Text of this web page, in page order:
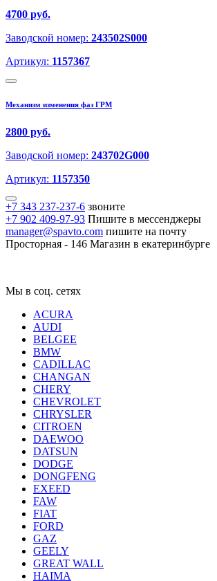
4700 руб.
Заводской номер: 243502S000
Артикул: 1157367
Механизм изменения фаз ГРМ
2800 руб.
Заводской номер: 243702G000
Артикул: 1157350
+7 343 237-237-6 звоните
+7 902 409-97-93 Пишите в мессенджеры
manager@spavto.com пишите на почту
Просторная - 146 Магазин в екатеринбурге
Мы в соц. сетях
ACURA
AUDI
BELGEE
BMW
CADILLAC
CHANGAN
CHERY
CHEVROLET
CHRYSLER
CITROEN
DAEWOO
DATSUN
DODGE
DONGFENG
EXEED
FAW
FIAT
FORD
GAZ
GEELY
GREAT WALL
HAIMA